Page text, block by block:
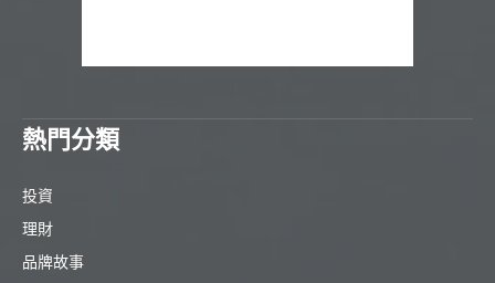
熱門分類
投資
理財
品牌故事